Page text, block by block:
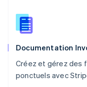
Documentation
Créez et gérez des
ponctuels avec
English
Roumanie
Royaume-Uni
Singapour
English 简体中文